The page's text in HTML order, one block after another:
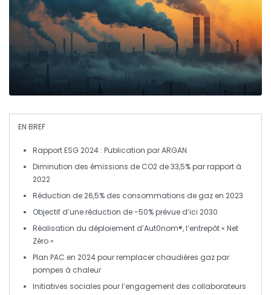
EN BREF
Rapport ESG 2024 : Publication par ARGAN
Diminution des émissions de CO2 de33,5%par rapport à
2022
Réduction de 26,5% des consommations de gaz en 2023
Objectif d’une réduction de-50%prévue d’ici 2030
Réalisation du déploiement d’Aut0nom®, l’entrepôt « Net
Zéro»
Plan PAC en 2024 pour remplacer chaudières gaz par
pompes à chaleur
Initiatives sociales pour l’engagement des collaborateurs